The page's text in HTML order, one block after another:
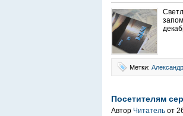
Метки:
Посетителям
Автор Читатель от